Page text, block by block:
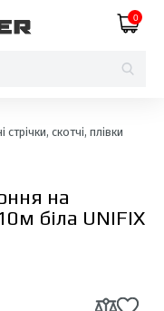
0
стрічки, скотчі, плівки
на
біла UNIFIX